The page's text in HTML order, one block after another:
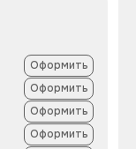
Оформить
Оформить
Оформить
Оформить